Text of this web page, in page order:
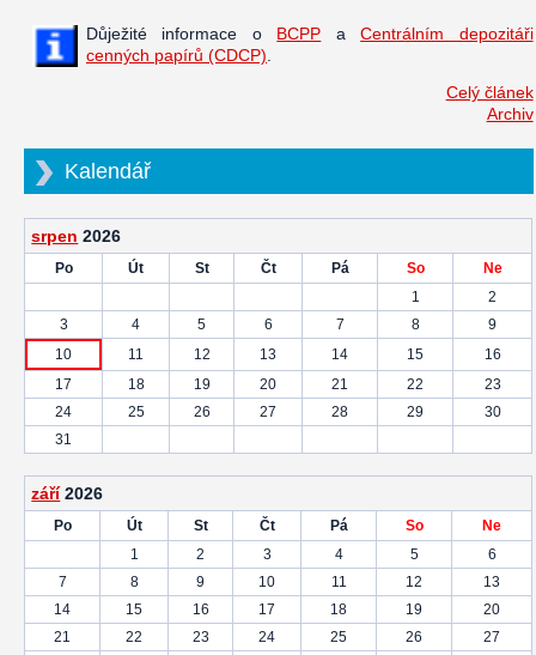
Důježité informace o BCPP aCentrálním depozitáři
cenných papírů (CDCP)
Celý článek
Archiv
Kalendář
srpen 2026
Po Út St Čt Pá So
Ne
1
2
3
4 5 6 7 8
9
10
11 12 13 14 15
16
17
18 19 20 21 22
23
24
25 26 27 28 29
30
31
září 2026
Po Út St Čt Pá So
Ne
1
2 3 4 5
6
7
8 9 10 11 12
13
14
15 16 17 18 19
20
21
22 23 24 25 26
27